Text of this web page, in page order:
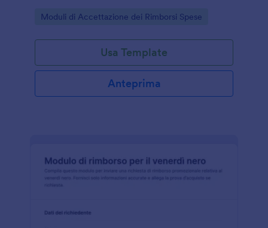
velocizzare la gestione delle pratiche.
Go to Category:
Moduli di Accettazione dei Rimborsi Spese
Usa Template
Anteprima